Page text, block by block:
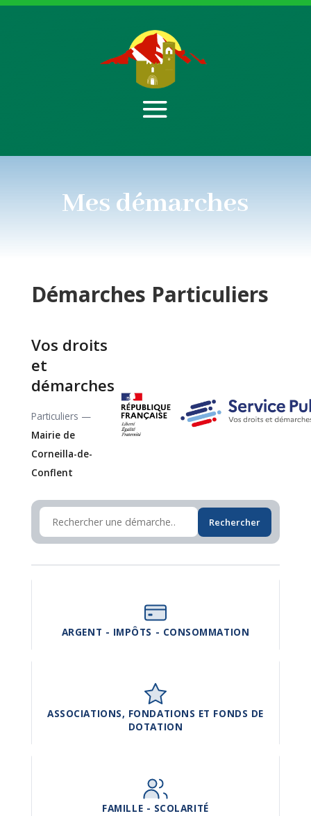
Mes démarches
Démarches Particuliers
Vos droits
et
démarches
Particuliers —
Mairie de
Corneilla-de-
Conflent
Rechercher
ARGENT - IMPÔTS - CONSOMMATION
ASSOCIATIONS, FONDATIONS ET FONDS DE
DOTATION
FAMILLE - SCOLARITÉ